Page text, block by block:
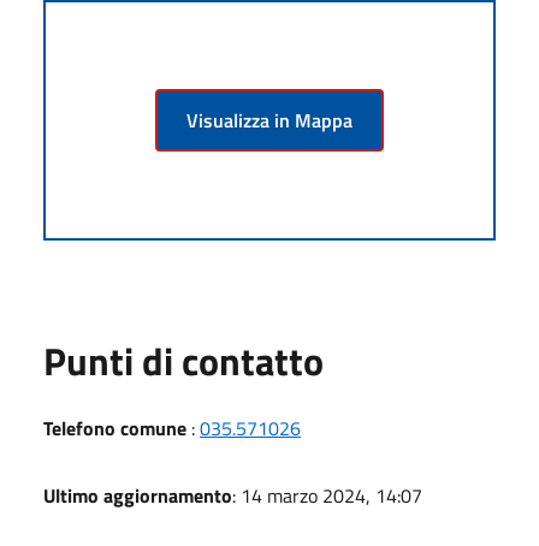
Visualizza in Mappa
Punti di contatto
Telefono comune :035.571026
Ultimo aggiornamento: 14 marzo 2024, 14:07